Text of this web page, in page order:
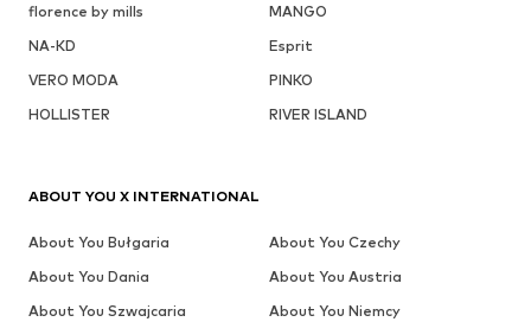
florence by mills
MANGO
NA-KD
Esprit
VERO MODA
PINKO
HOLLISTER
RIVER ISLAND
ABOUT YOU X INTERNATIONAL
About You Bułgaria
About You Czechy
About You Dania
About You Austria
About You Szwajcaria
About You Niemcy